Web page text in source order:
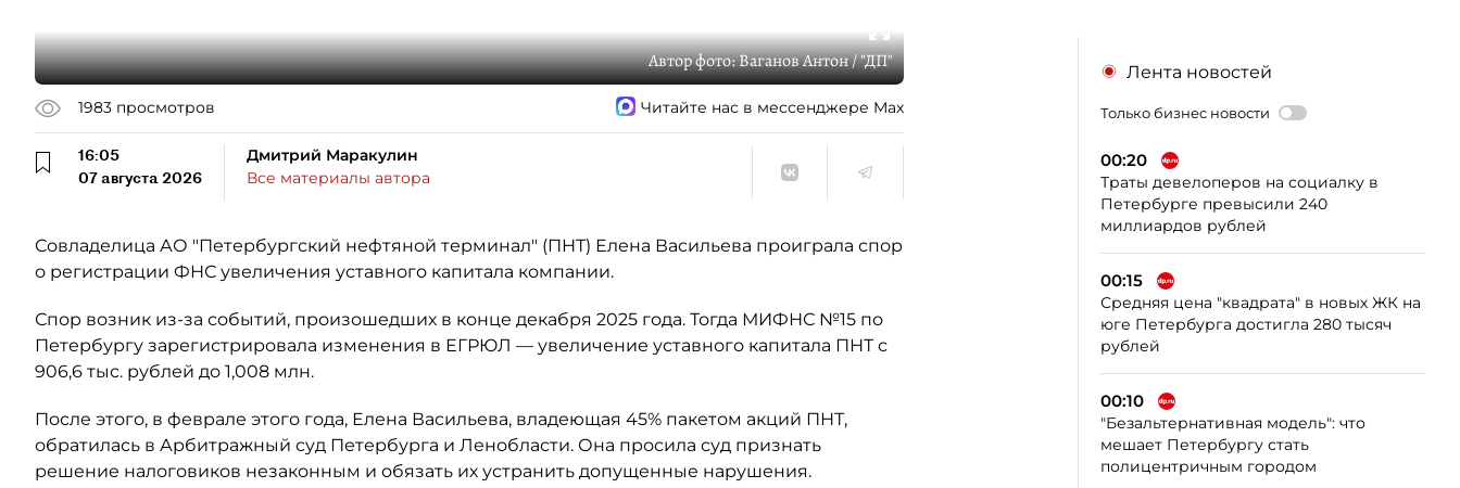
Автор фото:Ваганов Антон / "ДП"
1983 просмотров Читайте нас в мессенджере Max
16:05
07 августа 2026
Дмитрий Маракулин
Все материалы автора
Совладелица АО "Петербургский нефтяной терминал" (ПНТ) Елена Васильева проиграла спор
о регистрации ФНС увеличения уставного капитала компании.
Спор возник из-за событий, произошедших в конце декабря 2025 года. Тогда МИФНС №15 по
Петербургу зарегистрировала изменения в ЕГРЮЛ — увеличение уставного капитала ПНТ с
906,6 тыс. рублей до 1,008 млн.
После этого, в феврале этого года, Елена Васильева, владеющая 45% пакетом акций ПНТ,
обратилась в Арбитражный суд Петербурга и Ленобласти. Она просила суд признать
решение налоговиков незаконным и обязать их устранить допущенные нарушения.
Лента новостей
Только бизнес новости
00:20
Траты девелоперов на социалку в
Петербурге превысили 240
миллиардов рублей
00:15
Средняя цена "квадрата" в новых ЖК на
юге Петербурга достигла 280 тысяч
рублей
00:10
"Безальтернативная модель": что
мешает Петербургу стать
полицентричным городом